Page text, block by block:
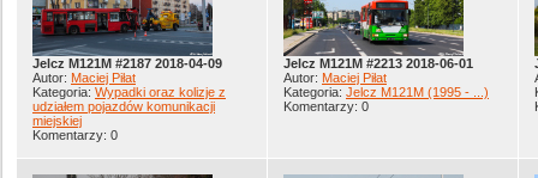
Jelcz M121M #2187 2018-04-09
Autor: Maciej Piłat
Kategoria: Wypadki oraz kolizje z
udziałem pojazdów komunikacji
miejskiej
Komentarzy: 0
Jelcz M121M #2213 2018-06-01
Autor: Maciej Piłat
Kategoria: Jelcz M121M (1995 - ...)
Komentarzy: 0